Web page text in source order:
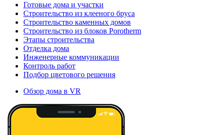
Готовые дома и участки
Строительство из клееного бруса
Строительство каменных домов
Строительство из блоков Porotherm
Этапы строительства
Отделка дома
Инженерные коммуникации
Контроль работ
Подбор цветового решения
Обзор дома в VR